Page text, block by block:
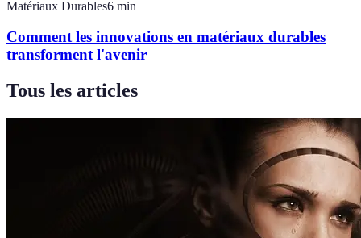
Matériaux Durables6 min
Comment les innovations en matériaux durables
transforment l'avenir
Tous les articles